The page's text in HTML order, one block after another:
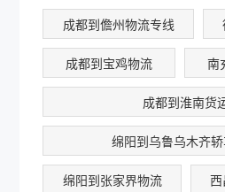
成都到儋州物流专线
成都到宝鸡物流 南
成都到淮南货
绵阳到乌鲁乌木齐
绵阳到张家界物流